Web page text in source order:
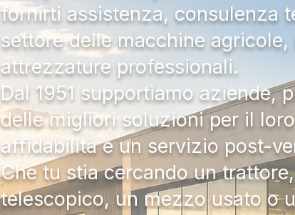
fornirti assistenza, consulenza
settore delle macchine
attrezzature professionali.
Dal 1951 supportiamo aziende,
delle migliori soluzioni per il
affidabilità e un servizio post-
Che tu stia cercando un
telescopico, un mezzo usato o